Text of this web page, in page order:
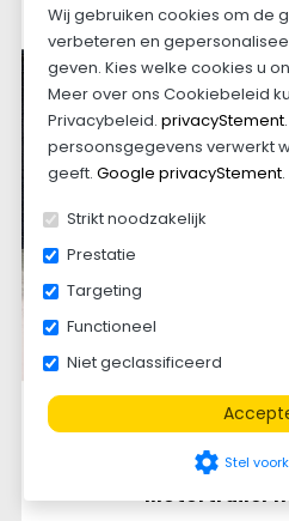
Motortrailer
Wij gebruiken cookies om de
verbeteren en
geven. Kies welke cookies u
Meer over ons Cookiebeleid
Privacybeleid. privacyStement
persoonsgegevens verwerkt
geeft. Google privacyStement.
Strikt noodzakelijk
Prestatie
Targeting
Functioneel
Niet geclassificeerd
settings Stel